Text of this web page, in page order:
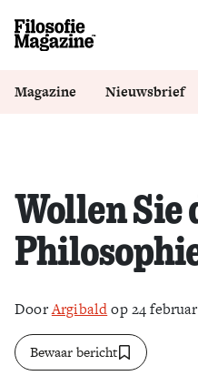
Magazine Nieuwsbrief
Wollen Sie
DoorArgibaldop 24
Bewaar bericht